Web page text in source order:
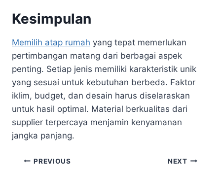
Kesimpulan
Memilih atap rumah yang tepat memerlukan
pertimbangan matang dari berbagai aspek
penting. Setiap jenis memiliki karakteristik unik
yang sesuai untuk kebutuhan berbeda. Faktor
iklim, budget, dan desain harus diselaraskan
untuk hasil optimal. Material berkualitas dari
supplier terpercaya menjamin kenyamanan
jangka panjang.
PREVIOUS NEXT